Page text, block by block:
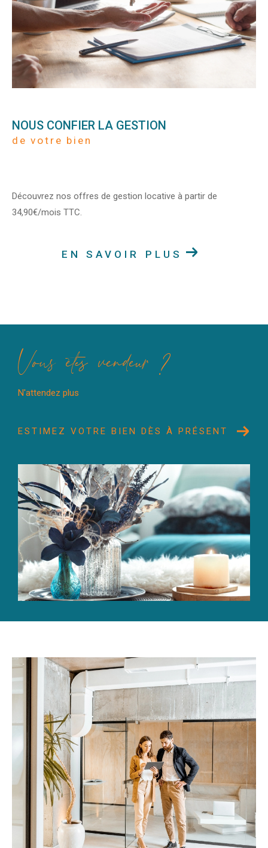
NOUS CONFIER LA GESTION
de votre bien
Découvrez nos offres de gestion locative à partir de
34,90€/mois TTC.
EN SAVOIR PLUS
Vous êtes vendeur ?
N'attendez plus
ESTIMEZ VOTRE BIEN DÈS À PRÉSENT